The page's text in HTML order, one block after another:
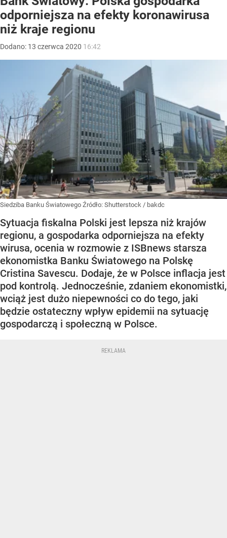
odporniejsza na efekty koronawirusa
niż kraje regionu
Dodano: 13 czerwca 2020 16:42
Siedziba Banku Światowego Źródło: Shutterstock / bakdc
Sytuacja fiskalna Polski jest lepsza niż krajów
regionu, a gospodarka odporniejsza na efekty
wirusa, ocenia w rozmowie z ISBnews starsza
ekonomistka Banku Światowego na Polskę
Cristina Savescu. Dodaje, że w Polsce inflacja jest
pod kontrolą. Jednocześnie, zdaniem ekonomistki,
wciąż jest dużo niepewności co do tego, jaki
będzie ostateczny wpływ epidemii na sytuację
gospodarczą i społeczną w Polsce.